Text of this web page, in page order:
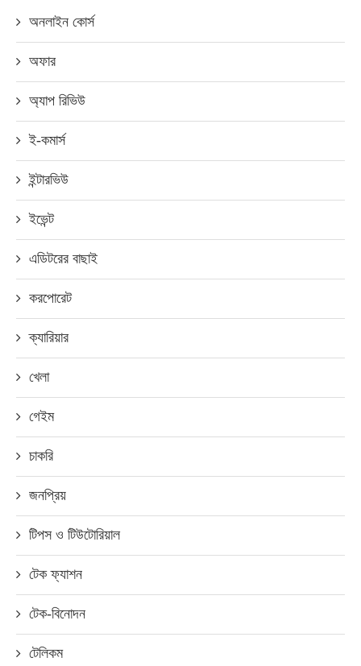
অনলাইন কোর্স
অফার
অ্যাপ রিভিউ
ই-কমার্স
ইন্টারভিউ
ইভেন্ট
এডিটরের বাছাই
করপোরেট
ক্যারিয়ার
খেলা
গেইম
চাকরি
জনপ্রিয়
টিপস ও টিউটোরিয়াল
টেক ফ্যাশন
টেক-বিনোদন
টেলিকম